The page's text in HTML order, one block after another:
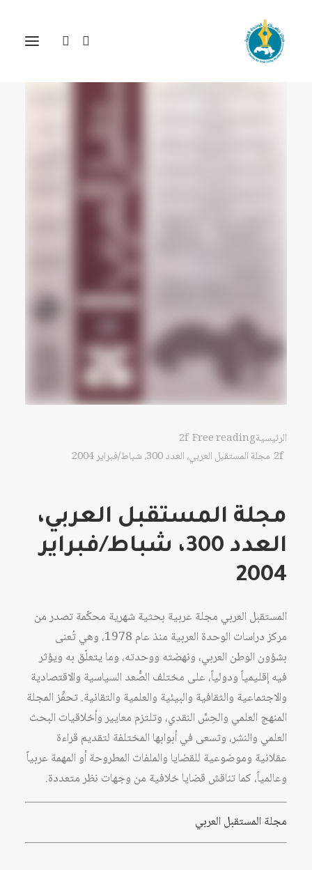
الرئيسيةFree reading
مجلة المستقبل العربي، العدد 300، شباط/فبراير 2004
مجلة المستقبل العربي،
العدد 300، شباط/فبراير
2004
المستقبل العربي مجلة عربية بحثية شهرية محكّمة تصدر من
مركز دراسات الوحدة العربية منذ عام 1978، وهي تُعنى
بشؤون الوطن العربي، ونهضته ووحدته، وما يتعلّق به ويؤثر
فيه إقليمياً ودولياً، على مختلف الصُّعد السياسية والاقتصادية
والاجتماعية والثقافية والبيئية والعلمية والتقانية. تحفِّز المجلة
المنهج العلمي والحِسَّ النقدي، وتلتزم معايير وأخلاقيات البحث
العلمي والنشر، وتسعى في أبوابها المختلفة لتقديم قراءة
عقلانية وموضوعية للقضايا والملفات المطروحة أو المهمة عربياً
وعالمياً، كما تناقش قضايا خلافية من وجهات نظر متعددة.
مجلة المستقبل العربي